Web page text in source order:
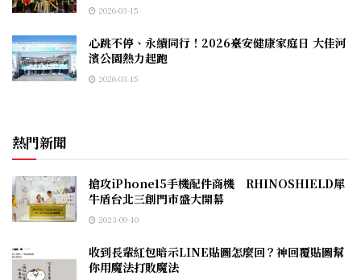
2026-03-15
心跳不停、永續同行！2026臺安健康家庭日 大佳河
濱公園熱力起跑
2026-03-15
熱門新聞
搶攻iPhone15手機配件商機 RHINOSHIELD犀
牛盾台北三創門市盛大開幕
2023-09-10
收到長輩紅包暗示LINE貼圖怎麼回？神回覆貼圖幫
你用魔法打敗魔法